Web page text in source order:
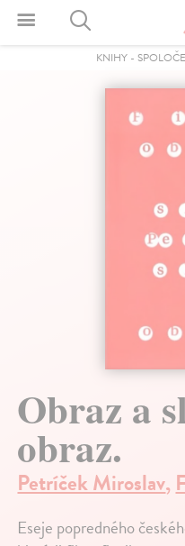
KNIHY -
Obraz a
obraz.
Petríček Miroslav,
Eseje popredného